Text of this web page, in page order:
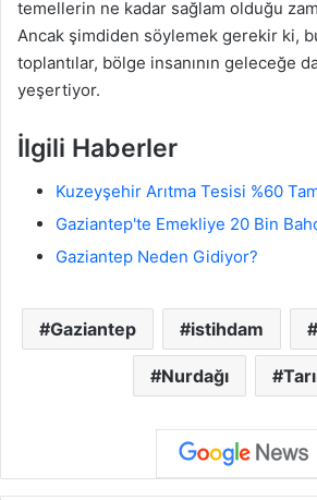
temellerin ne kadar sağlam olduğu
Ancak şimdiden söylemek gerekir ki,
toplantılar, bölge insanının geleceğe
yeşertiyor.
İlgili Haberler
Kuzeyşehir Arıtma Tesisi %60
Gaziantep'te Emekliye 20 Bin
Gaziantep Neden Gidiyor?
Gaziantep istihdam
Nurdağı